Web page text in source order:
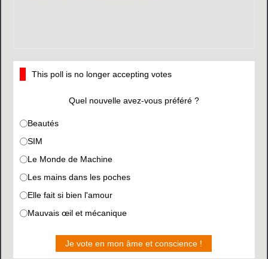
This poll is no longer accepting votes
Quel nouvelle avez-vous préféré ?
Beautés
SIM
Le Monde de Machine
Les mains dans les poches
Elle fait si bien l'amour
Mauvais œil et mécanique
Je vote en mon âme et conscience !